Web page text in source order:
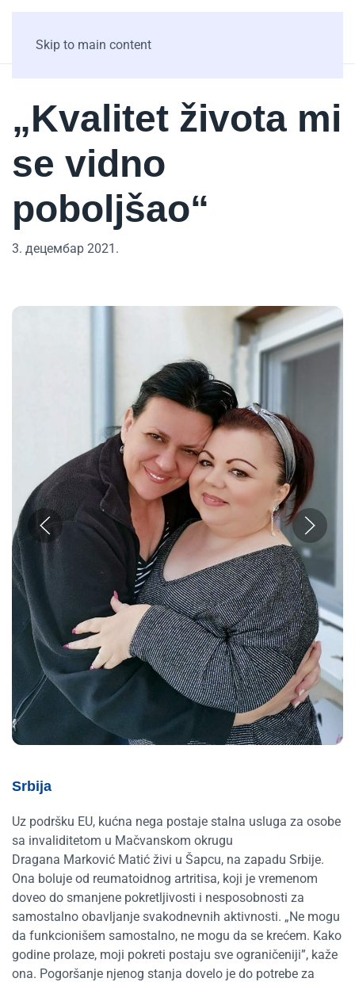
Skip to main content
„Kvalitet života mi
se vidno
poboljšao“
3. децембар 2021.
Srbija
Uz podršku EU, kućna nega postaje stalna usluga za osobe
sa invaliditetom u Mačvanskom okrugu
Dragana Marković Matić živi u Šapcu, na zapadu Srbije.
Ona boluje od reumatoidnog artritisa, koji je vremenom
doveo do smanjene pokretljivosti i nesposobnosti za
samostalno obavljanje svakodnevnih aktivnosti. „Ne mogu
da funkcionišem samostalno, ne mogu da se krećem. Kako
godine prolaze, moji pokreti postaju sve ograničeniji”, kaže
ona. Pogoršanje njenog stanja dovelo je do potrebe za